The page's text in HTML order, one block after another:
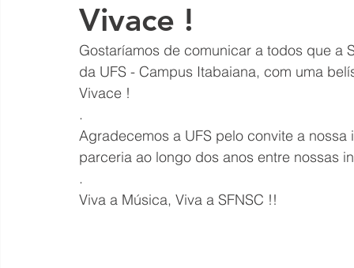
Vivace !
Gostaríamos de comunicar a todos que a
da UFS - Campus Itabaiana, com uma
Vivace !
.
Agradecemos a UFS pelo convite a
parceria ao longo dos anos entre nossas
.
Viva a Música, Viva a SFNSC !!